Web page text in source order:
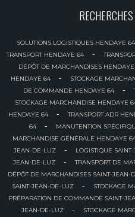
SOLUTIONS LOGISTIQUES HENDAYE 64
TRANSPORT HENDAYE 64 -
DÉPÔT DE MARCHANDISES
HENDAYE 64
- STOCKAGE
DE COMMANDE HENDAYE 64
-
STOCKAGE MARCHANDISE HENDAYE
HENDAYE 64
- TRANSPORT ADR
64
- MANUTENTION
MARCHANDISE GÉNÉRALE HENDAYE
JEAN-DE-LUZ
- LOGISTIQUE
JEAN-DE-LUZ
- TRANSPORT DE
DÉPÔT DE MARCHANDISES SAINT-JEAN-
SAINT-JEAN-DE-LUZ
- STOCKAGE
PRÉPARATION DE COMMANDE SAINT-
JEAN-DE-LUZ
- STOCKAGE